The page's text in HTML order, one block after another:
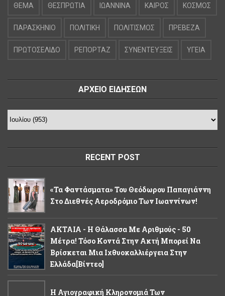
ΘΕΜΑ ΘΕΣΠΡΩΤΙΑ ΙΩΑΝΝΙΝΑ ΚΑΙΡΟΣ ΚΟΣΜΟΣ
ΠΑΡΑΣΚΗΝΙΟ ΠΟΛΙΤΙΚΗ ΠΟΛΙΤΙΣΜΟΣ ΠΡΕΒΕΖΑ
ΠΡΩΤΟΣΕΛΙΔΟ ΡΕΠΟΡΤΑΖ ΣΥΝΕΝΤΕΥΞΕΙΣ ΥΓΕΙΑ
ΑΡΧΕΙΟ ΕΙΔΗΣΕΩΝ
RECENT POST
«Τα Φαντάσματα» Του Θεόδωρου Παπαγιάννη
Στο Διεθνές Αεροδρόμιο Των Ιωαννίνων!
ΑΚΤΑΙΑ - Η Θάλασσα Με Αριθμούς - 50
Μέτρα! Τόσο Κοντά Στην Ακτή Μπορεί Να
Βρίσκεται Μια Ιχθυοκαλλιέργεια Στην
Ελλάδα[βίντεο]
Η Αγιογραφική Κληρονομιά Των